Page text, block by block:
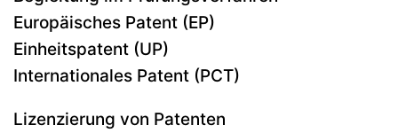
Europäisches Patent (EP)
Einheitspatent (UP)
Internationales Patent (PCT)
Lizenzierung von Patenten